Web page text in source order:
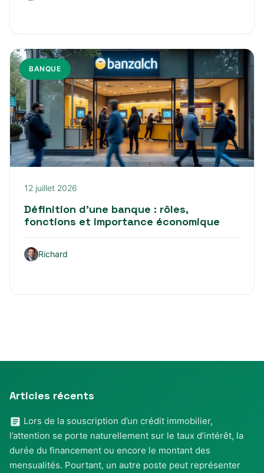
BANQUE
12 juillet 2026
Définition d’une banque : rôles,
fonctions et importance économique
Richard
Articles récents
Lors de la souscription d’un crédit immobilier,
l’attention se porte naturellement sur le taux d’intérêt, la
durée du financement ou encore le montant des
mensualités. Pourtant, un autre poste peut représenter